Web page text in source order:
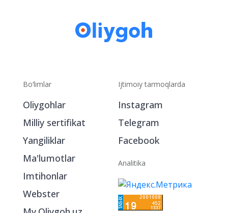
Bo‘limlar
Oliygohlar
Milliy sertifikat
Yangiliklar
Ma'lumotlar
Imtihonlar
Webster
Ijtimoiy tarmoqlarda
Instagram
Telegram
Facebook
Analitika